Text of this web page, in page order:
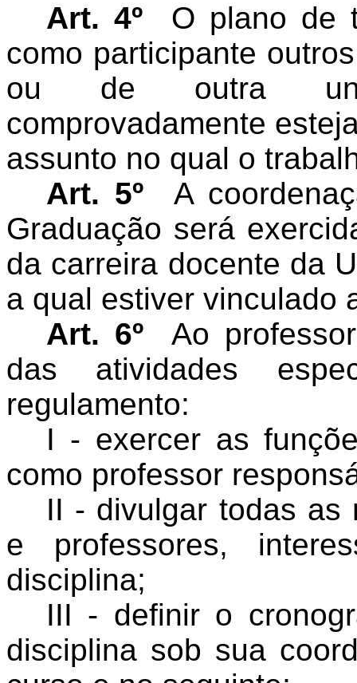
Art. 4º
O plano de
como participante
ou de outra
comprovadamente
assunto no qual o
Art. 5º
A
Graduação será
da carreira docente da
a qual estiver vinculado
Art. 6º
Ao
das atividades
regulamento:
I - exercer as
como professor
II - divulgar todas as
e professores,
disciplina;
III - definir o
disciplina sob sua